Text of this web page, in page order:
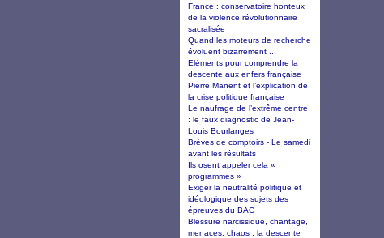
France : conservatoire honteux
de la violence révolutionnaire
sacralisée
Quand les moteurs de recherche
évoluent bizarrement ...
Eléments pour comprendre la
descente aux enfers française
Pierre Manent et l’explication de
la crise politique française
Le naufrage de l’extrême centre
: le faux diagnostic de Jean-
Louis Bourlanges
Brèves de comptoirs - Le samedi
avant les résultats
Ils osent appeler cela «
programmes »
Exiger la neutralité politique et
idéologique des sujets des
épreuves du BAC
Blessure narcissique, chantage,
menaces, chaos : la descente